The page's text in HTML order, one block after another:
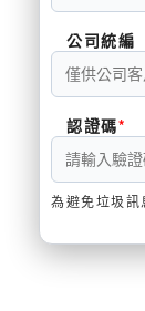
公司統編
認證碼
為避免垃圾